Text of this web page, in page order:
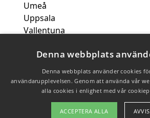
Umeå
Uppsala
Vallentuna
Västerås
Växjö
Copyright 2026 - Pilanto
Denna webbplats
Denna webbplats använder cookies
användarupplevelsen. Genom att använda vår
alla cookies i enlighet med vår
ACCEPTERA ALLA